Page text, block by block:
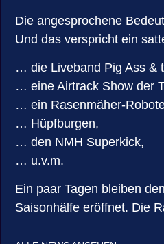
Die angesprochene
Und das verspricht ein
… die Liveband Pig Ass &
… eine Airtrack Show der
… ein Rasenmäher-
… Hüpfburgen,
… den NMH Superkick,
… u.v.m.
Ein paar Tagen bleiben
Saisonhälfe eröffnet. Die